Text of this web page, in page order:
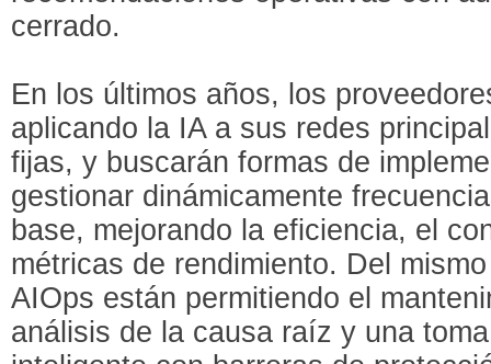
cerrado.
En los últimos años, los
aplicando la IA a sus redes
fijas, y buscarán formas de
gestionar dinámicamente
base, mejorando la eficiencia, el
métricas de rendimiento. Del
AIOps están permitiendo el
análisis de la causa raíz y una